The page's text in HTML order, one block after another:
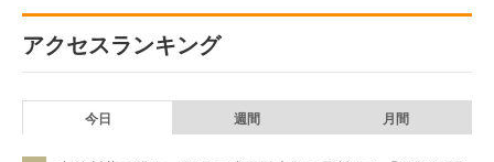
アクセスランキング
今日 週間 月間